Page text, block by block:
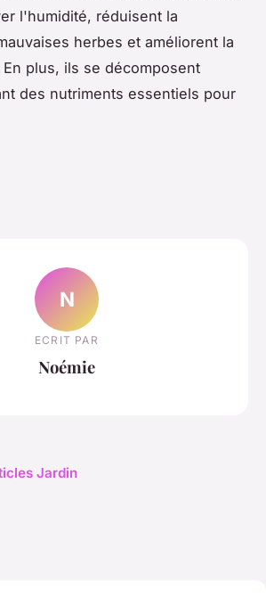
l'humidité, réduisent la
herbes et améliorent la
plus, ils se décomposent
des nutriments essentiels pour
N
ECRIT PAR
Noémie
Jardin